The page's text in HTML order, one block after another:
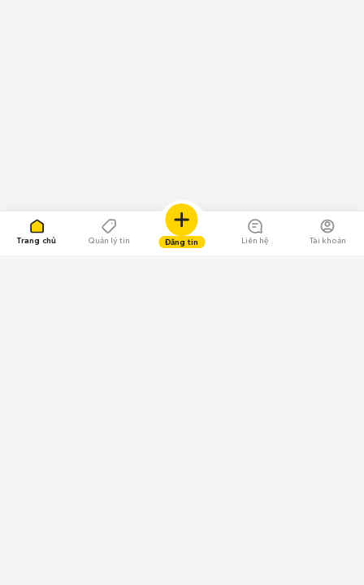
Trang chủ Quản lý tin Đăng tin Liên hệ Tài khoản